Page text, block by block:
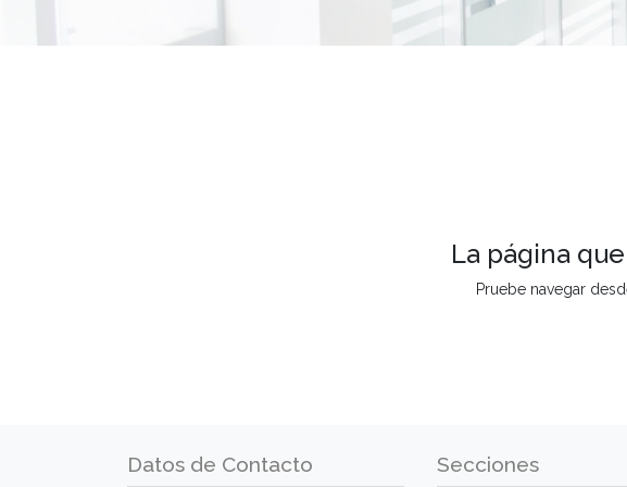
La página
Pruebe navegar
Datos de Contacto Secciones